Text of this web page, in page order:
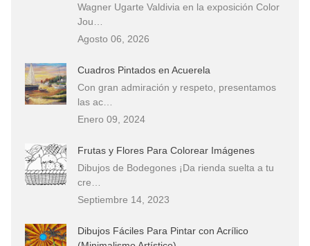
Wagner Ugarte Valdivia en la exposición Color
Jou…
Agosto 06, 2026
Cuadros Pintados en Acuerela
Con gran admiración y respeto, presentamos
las ac…
Enero 09, 2024
Frutas y Flores Para Colorear Imágenes
Dibujos de Bodegones ¡Da rienda suelta a tu
cre…
Septiembre 14, 2023
Dibujos Fáciles Para Pintar con Acrílico